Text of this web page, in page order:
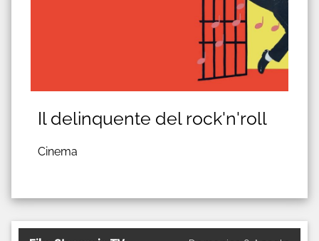
Il delinquente del rock'n'roll
Cinema